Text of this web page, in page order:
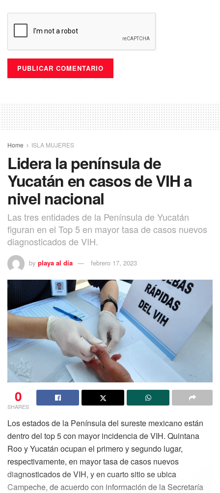
Home ISLA MUJERES
Lidera la península de
Yucatán en casos de VIH a
nivel nacional
Las tres entidades de la Península de Yucatán
figuran en el Top 5 en mayor tasa de casos nuevos
diagnosticados de VIH.
by playa al dia febrero 17, 2023
0
SHARES
Los estados de la Península del sureste mexicano están
dentro del top 5 con mayor incidencia de VIH. Quintana
Roo y Yucatán ocupan el primero y segundo lugar,
respectivamente, en mayor tasa de casos nuevos
diagnosticados de VIH, y en cuarto sitio se ubica
Campeche, de acuerdo con información de la Secretaría